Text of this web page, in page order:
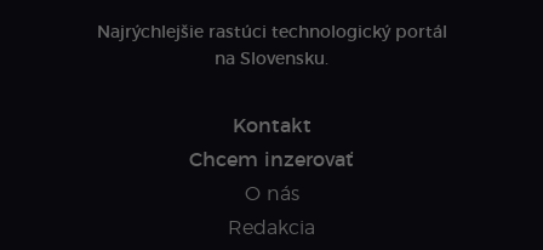
Najrýchlejšie rastúci technologický portál
na Slovensku.
Kontakt
Chcem inzerovať
O nás
Redakcia